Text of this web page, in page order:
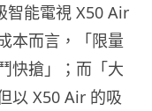
智能電視 X50 Air
本而言，「限量
快搶」；而「大
以 X50 Air 的吸